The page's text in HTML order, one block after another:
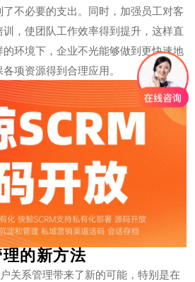
不必要的支出。同时，加强员工对客
，使团队工作效率得到提升，这样直
环境下，企业不光能够做到更快速地
项资源得到合理应用。
的新方法
关系管理带来了新的可能，特别是在